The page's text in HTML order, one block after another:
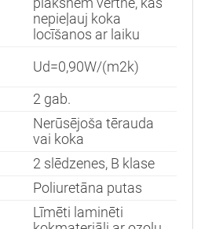
plāksnēm vērtnē, kas
nepieļauj koka
locīšanos ar laiku
Ud=0,90W/(m2k)
2 gab.
Nerūsējoša tērauda
vai koka
2 slēdzenes, B klase
Poliuretāna putas
Līmēti laminēti